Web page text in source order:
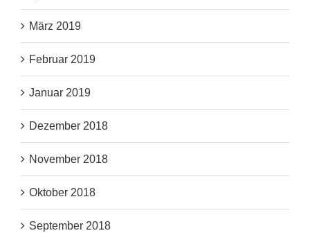
März 2019
Februar 2019
Januar 2019
Dezember 2018
November 2018
Oktober 2018
September 2018